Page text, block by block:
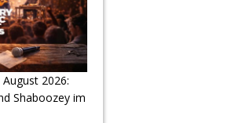
2026:
Shaboozey im